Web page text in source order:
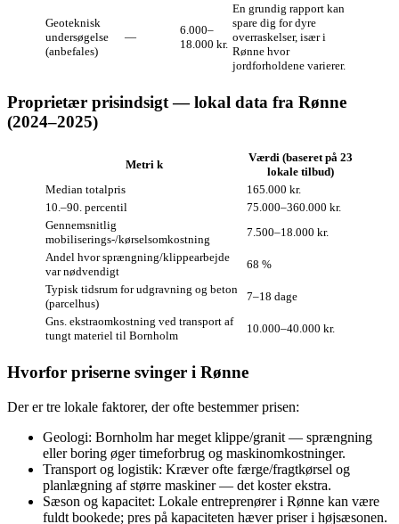
Geoteknisk
undersøgelse
(anbefales)
—
6.000–
18.000 kr.
En grundig rapport kan
spare dig for dyre
overraskelser, især i
Rønne hvor
jordforholdene varierer.
Proprietær prisindsigt — lokal data fra Rønne
(2024–2025)
Metri k
Værdi (baseret på 23
lokale tilbud)
Median totalpris
165.000 kr.
10.–90. percentil
75.000–360.000 kr.
Gennemsnitlig
mobiliserings‑/kørselsomkostning
7.500–18.000 kr.
Andel hvor sprængning/klippearbejde
var nødvendigt
68 %
Typisk tidsrum for udgravning og beton
(parcelhus)
7–18 dage
Gns. ekstraomkostning ved transport af
tungt materiel til Bornholm
10.000–40.000 kr.
Hvorfor priserne svinger i Rønne
Der er tre lokale faktorer, der ofte bestemmer prisen:
Geologi: Bornholm har meget klippe/granit — sprængning
eller boring øger timeforbrug og maskinomkostninger.
Transport og logistik: Kræver ofte færge/fragtkørsel og
planlægning af større maskiner — det koster ekstra.
Sæson og kapacitet: Lokale entreprenører i Rønne kan være
fuldt bookede; pres på kapaciteten hæver priser i højsæsonen.